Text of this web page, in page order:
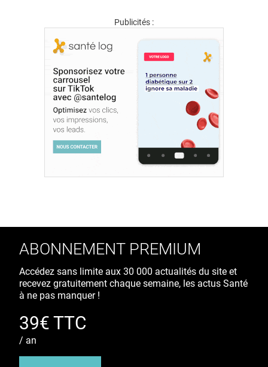
Publicités :
ABONNEMENT PREMIUM
Accédez sans limite aux 30 000 actualités du site et
recevez gratuitement chaque semaine, les actus Santé
à ne pas manquer !
39€ TTC
/ an